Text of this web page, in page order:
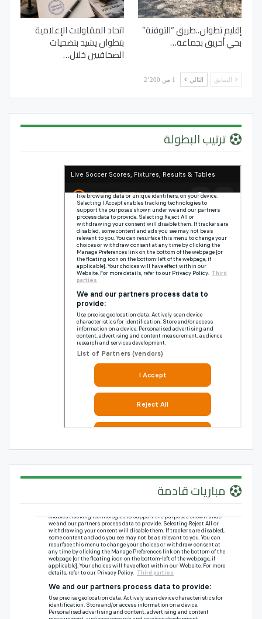
إقليم تطوان..طريق “التوفنة”
بحي أحريق بجماعة…
اتحاد المقاولات الإعلامية
بتطوان يشيد بتضحيات
الصحافيين خلال…
السابق التالي 1 من 2٬200
ترتيب البطولة
مباريات قادمة